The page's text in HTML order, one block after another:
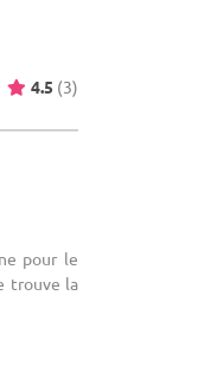
4.5 (3)
pour le
trouve la